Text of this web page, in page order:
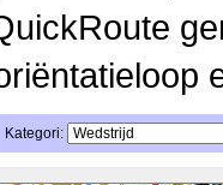
Kategori: